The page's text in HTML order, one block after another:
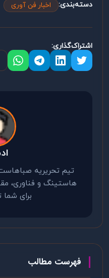
دسته‌بندی: اخبار فن آوری
اشتراک‌گذاری:
تیم تحریریه
هاستینگ و فناوری،
برای
فهرست مطالب